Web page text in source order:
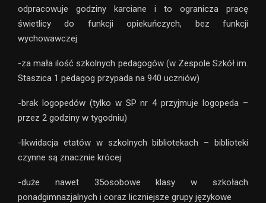
odpracowuje godziny karciane i to ogranicza pracę
świetlicy do funkcji opiekuńczych, bez funkcji
wychowawczej
-za mała ilość szkolnych pedagogów (w Zespole Szkół im.
Staszica 1 pedagog przypada na 940 uczniów)
-brak logopedów (tylko w SP nr 4 przyjmuje logopeda –
przez 2 godziny w tygodniu)
-likwidacja etatów w szkolnych bibliotekach – biblioteki
czynne są znacznie krócej
-duże nawet 35osobowe klasy w szkołach
ponadgimnazjalnych i coraz liczniejsze grupy językowe